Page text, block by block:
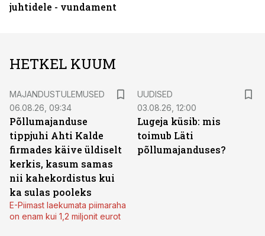
juhtidele - vundament
HETKEL KUUM
MAJANDUSTULEMUSED
06.08.26, 09:34
Põllumajanduse
tippjuhi Ahti Kalde
firmades käive üldiselt
kerkis, kasum samas
nii kahekordistus kui
ka sulas pooleks
E-Piimast laekumata piimaraha
on enam kui 1,2 miljonit eurot
UUDISED
03.08.26, 12:00
Lugeja küsib: mis
toimub Läti
põllumajanduses?